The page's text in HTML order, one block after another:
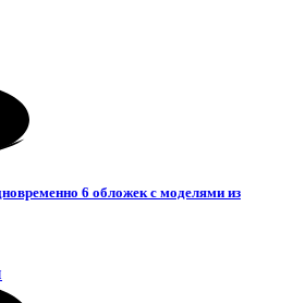
6 обложек с моделями из